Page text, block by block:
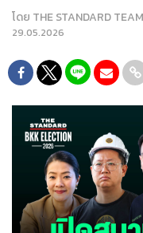
โดย THE STANDARD TEAM
29.05.2026